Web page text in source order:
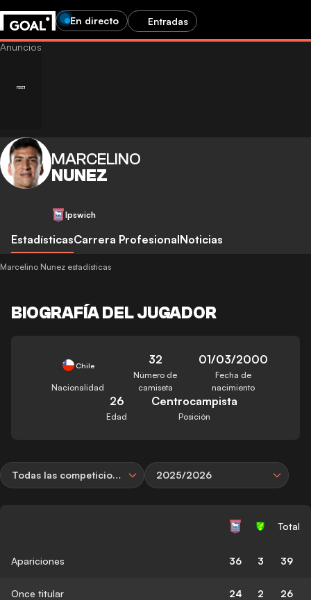
En directo Entradas
MARCELINO
NUNEZ
Ipswich
EstadísticasCarrera ProfesionalNoticias
Marcelino Nunez estadísticas
BIOGRAFÍA DEL JUGADOR
Chile
Nacionalidad
32
Número de
camiseta
01/03/2000
Fecha de
nacimiento
26
Edad
Centrocampista
Posición
Todas las competiciones 2025/2026
Total
Apariciones 36 3 39
Once titular 24 2 26